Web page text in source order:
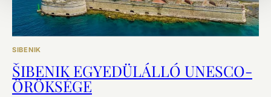
SIBENIK
ŠIBENIK EGYEDÜLÁLLÓ UNESCO-
ÖRÖKSÉGE